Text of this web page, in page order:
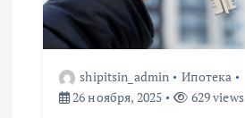
shipitsin_admin
Ипотека
26 ноября, 2025
629 views